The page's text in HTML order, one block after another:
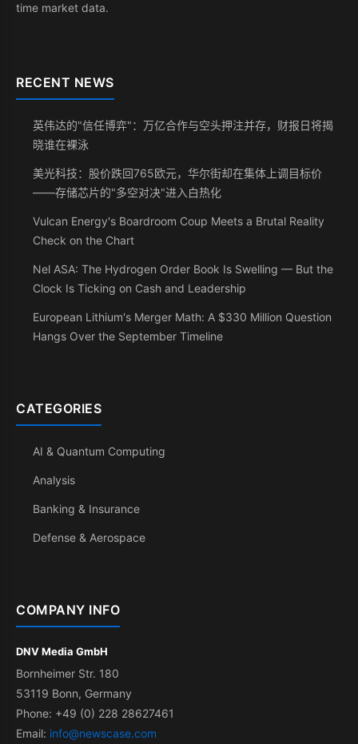
time market data.
RECENT NEWS
英伟达的"信任博弈"：万亿合作与空头押注并存，财报日将揭
晓谁在裸泳
美光科技：股价跌回765欧元，华尔街却在集体上调目标价
——存储芯片的"多空对决"进入白热化
Vulcan Energy's Boardroom Coup Meets a Brutal Reality
Check on the Chart
Nel ASA: The Hydrogen Order Book Is Swelling — But the
Clock Is Ticking on Cash and Leadership
European Lithium's Merger Math: A $330 Million Question
Hangs Over the September Timeline
CATEGORIES
AI & Quantum Computing
Analysis
Banking & Insurance
Defense & Aerospace
COMPANY INFO
DNV Media GmbH
Bornheimer Str. 180
53119 Bonn, Germany
Phone: +49 (0) 228 28627461
Email: info@newscase.com